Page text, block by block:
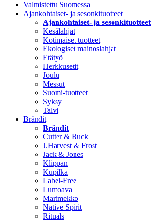
Valmistettu Suomessa
Ajankohtaiset- ja sesonkituotteet
Ajankohtaiset- ja sesonkituotteet
Kesälahjat
Kotimaiset tuotteet
Ekologiset mainoslahjat
Etätyö
Herkkusetit
Joulu
Messut
Suomi-tuotteet
Syksy
Talvi
Brändit
Brändit
Cutter & Buck
J.Harvest & Frost
Jack & Jones
Klippan
Kupilka
Label-Free
Lumoava
Marimekko
Native Spirit
Rituals